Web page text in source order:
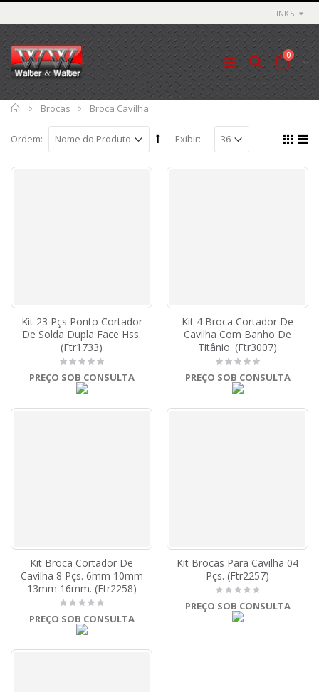
LINKS
0
Início
Brocas Broca Cavilha
Ordem: Exibir:
Kit 23 Pçs Ponto Cortador
De Solda Dupla Face Hss.
(Ftr1733)
PREÇO SOB CONSULTA
Kit 4 Broca Cortador De
Cavilha Com Banho De
Titânio. (Ftr3007)
PREÇO SOB CONSULTA
Kit Broca Cortador De
Cavilha 8 Pçs. 6mm 10mm
13mm 16mm. (Ftr2258)
PREÇO SOB CONSULTA
Kit Brocas Para Cavilha 04
Pçs. (Ftr2257)
PREÇO SOB CONSULTA